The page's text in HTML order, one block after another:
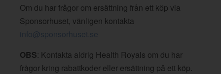
Om du har frågor om ersättning från ett köp via
Sponsorhuset, vänligen kontakta
info@sponsorhuset.se
OBS: Kontakta aldrig Health Royals om du har
frågor kring rabattkoder eller ersättning på ett köp.